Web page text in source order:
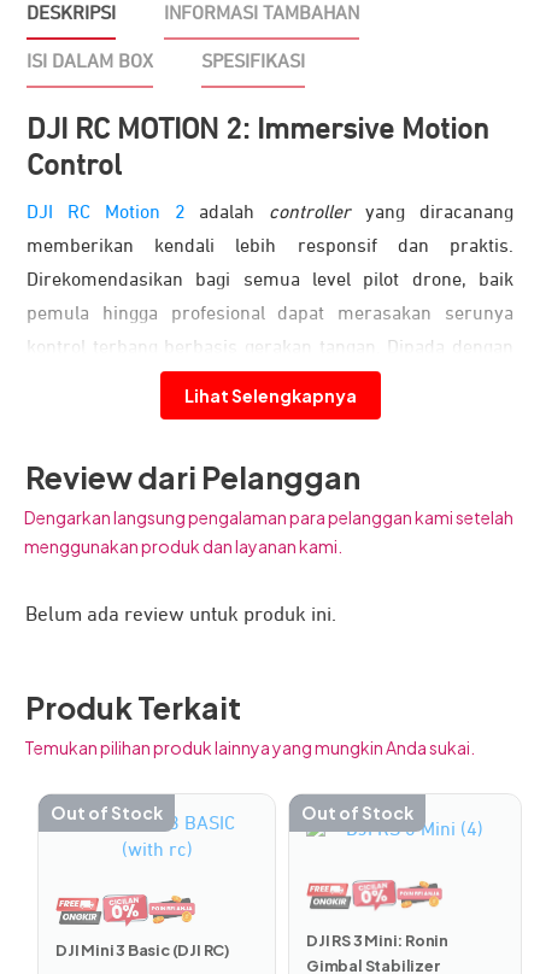
DESKRIPSI INFORMASI TAMBAHAN
ISI DALAM BOX SPESIFIKASI
DJI RC MOTION 2: Immersive Motion
Control
DJI RC Motion 2 adalah controlleryang diracanang
memberikan kendali lebih responsif dan praktis.
Direkomendasikan bagi semua level pilot drone, baik
pemula hingga profesional dapat merasakan serunya
kontrol terbang berbasis gerakan tangan. Dipada dengan
joystick memudahkan pengguna dalam melakukan
manuver di udara.
Multifungsi dan Intuitif
mengendalikan drone FPV bersama DJI RC Motion 2.
Rasakan kenyamanan pengendalian secara nyata dalam
Saat digunakan bersama DJI Avata dan DJI Goggles,
drone merespons gerakan tangan Anda, menciptakan
Lihat Selengkapnya
Review dari Pelanggan
Dengarkan langsung pengalaman para pelanggan kami setelah
menggunakan produk dan layanan kami.
Belum ada review untuk produk ini.
Produk Terkait
Temukan pilihan produk lainnya yang mungkin Anda sukai.
Out of Stock
DJI Mini 3 Basic (DJI RC)
Produk
beberapa
varian.
Pilihan
Out of Stock
DJI RS 3 Mini: Ronin
Gimbal Stabilizer